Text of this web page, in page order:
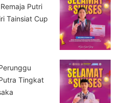
Putri
Tainsiat Cup
Tingkat